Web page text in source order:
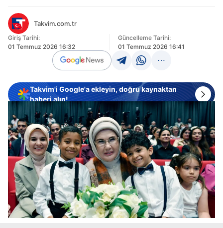
Takvim.com.tr
Giriş Tarihi:
01 Temmuz 2026 16:32
Güncelleme Tarihi:
01 Temmuz 2026 16:41
Takvim'i Google'a ekleyin, doğru kaynaktan
haberi alın!